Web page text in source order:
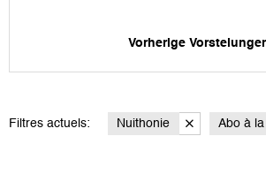
Vorherige
Filtres actuels: Nuithonie Abo à